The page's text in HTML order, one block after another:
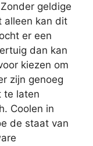
geldige
alleen kan dit
er een
dan kan
kiezen om
zijn genoeg
te laten
Coolen in
de staat van